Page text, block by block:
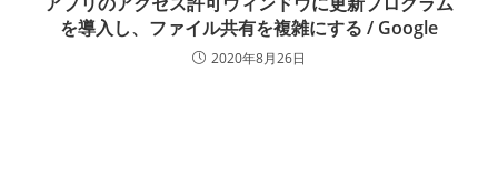
を導入し、ファイル共有を複雑にする / Google
2020年8月26日